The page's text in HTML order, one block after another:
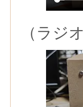
（ラジ